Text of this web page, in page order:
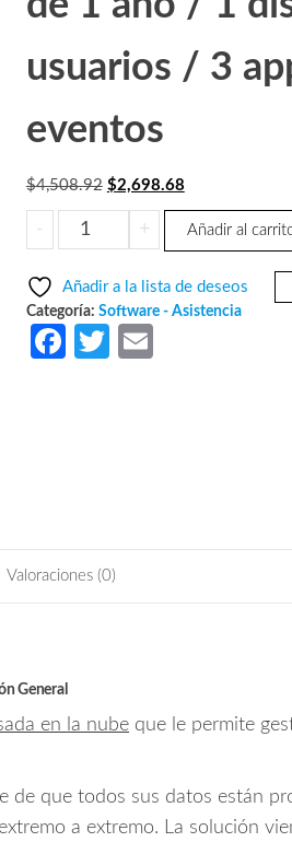
usuarios / 3
eventos
$4,508.92 El
precio
original
$4,508.92.
$2,698.68El
precio
actual
$2,698.68.
-
ZKTECO
BIOTIMECLOUDSTANDARD
Licencia
para
asistencia
/
3
100,000
eventos
+ Añadir al
Añadir a la lista de deseos
Categoría: Software - Asistencia
Fa
T
Valoraciones (0)
General
en la nube que le permite
de que todos sus datos están
a extremo. La solución